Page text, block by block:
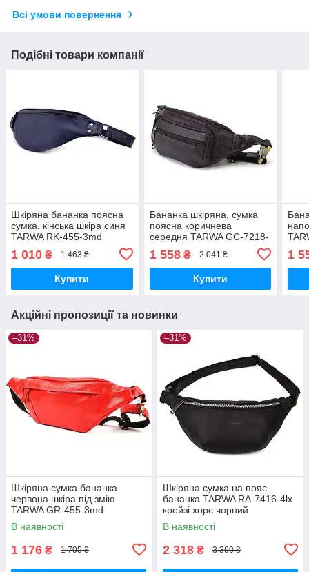
Всі умови повернення
Подібні товари компанії
Шкіряна бананка поясна
сумка, кінська шкіра синя
TARWA RK-455-3md
1 010 ₴ 1 463 ₴
Купити
Бананка шкіряна, сумка
поясна коричнева
середня TARWA GC-7218-
1 558₴ 2 041 ₴
Купити
1
Акційні пропозиції та новинки
–31%
Шкіряна сумка бананка
червона шкіра під змію
TARWA GR-455-3md
В наявності
1 176 ₴ 1 705 ₴
–31%
Шкіряна сумка на пояс
бананка TARWA RA-7416-4lx
крейзі хорс чорний
В наявності
2 318 ₴ 3 360 ₴